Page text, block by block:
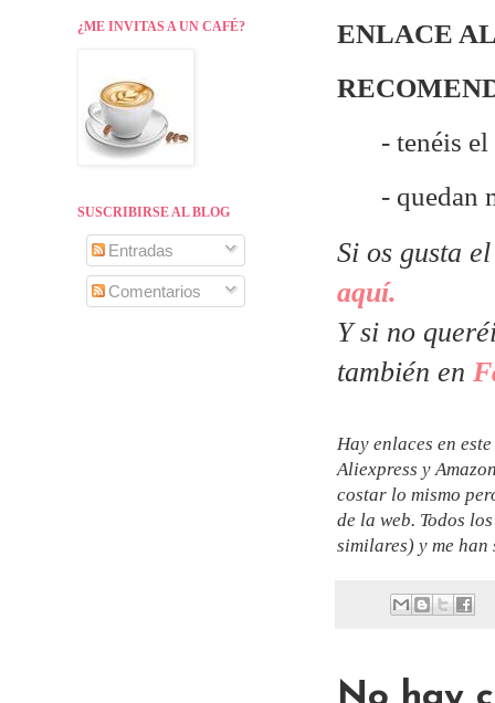
ENLACE
- tenéis
- quedan
Si os gusta
aquí.
Y si no
también en
Hay enlaces en
Aliexpress y
costar lo mismo
de la web. Todos
similares) y me
¿ME INVITAS A UN CAFÉ?
SUSCRIBIRSE AL BLOG
Entradas
Comentarios